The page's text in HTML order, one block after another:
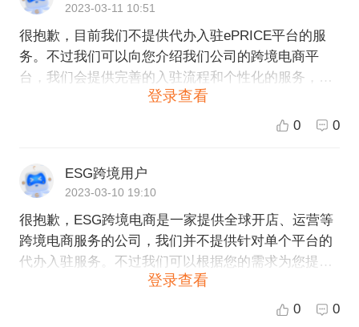
2023-03-11 10:51
很抱歉，目前我们不提供代办入驻ePRICE平台的服
务。不过我们可以向您介绍我们公司的跨境电商平
台，我们会提供完善的入驻流程和个性化的服务，并
帮助卖家扩大业务范围，提高销售业绩。如果您有兴
趣了解更多关于我们公司的信息和服务，可以随时联
登录查看
0 0
ESG跨境用户
2023-03-10 19:10
很抱歉，ESG跨境电商是一家提供全球开店、运营等
跨境电商服务的公司，我们并不提供针对单个平台的
代办入驻服务。不过我们可以根据您的需求为您提供
针对跨境电商开店和运营的更全面的解决方案，包括
但不限于平台选择、店铺搭建、产品推广、库存管
登录查看
0 0